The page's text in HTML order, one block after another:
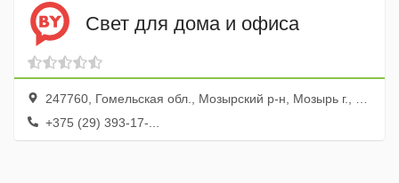
Свет для дома и офиса
247760, Гомельская обл., Мозырский р-н, Мозырь г., ул. Пролетарская, 47, оф.18
+375 (29) 393-17-...